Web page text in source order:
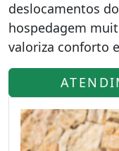
deslocamentos
hospedagem
valoriza conforto